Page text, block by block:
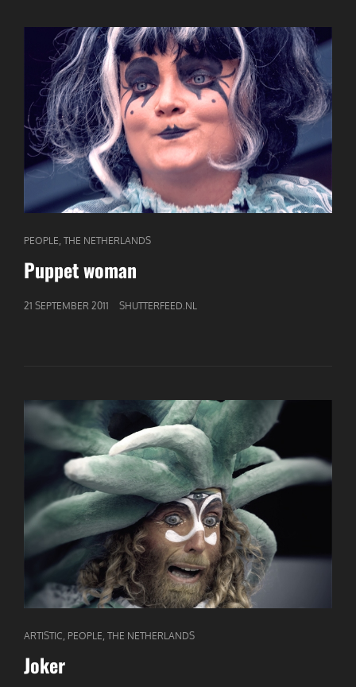
CAT
LINKS
PEOPLE THE NETHERLANDS
Puppet woman
GEPUBLICEERD
21 SEPTEMBER 2011 SHUTTERFEED.NL
CAT
LINKS
ARTISTIC, PEOPLE, THE NETHERLANDS
Joker